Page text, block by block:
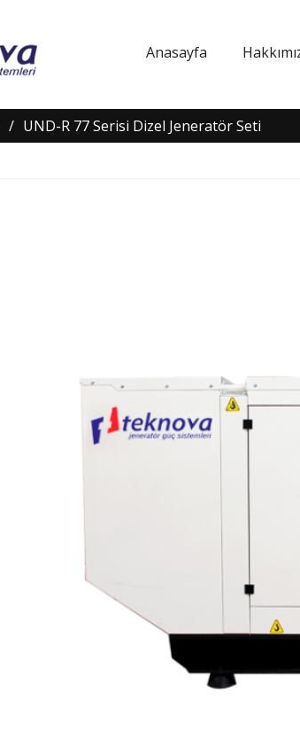
Anasayfa
UND-R 77 Serisi Dizel Jeneratör Seti